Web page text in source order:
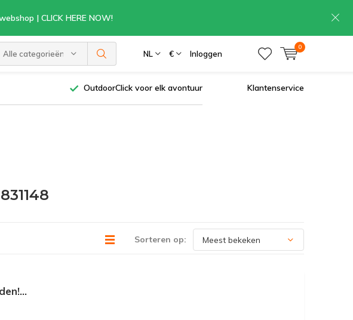
Alle categorieën NL € Inloggen
0
| CLICK HERE NOW!
OutdoorClick voor elk avontuur Klantenservice
Sorteren op: